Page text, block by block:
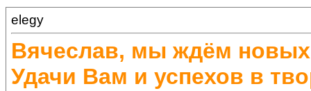
elegy
Вячеслав, мы ждём
Удачи Вам и успехов в